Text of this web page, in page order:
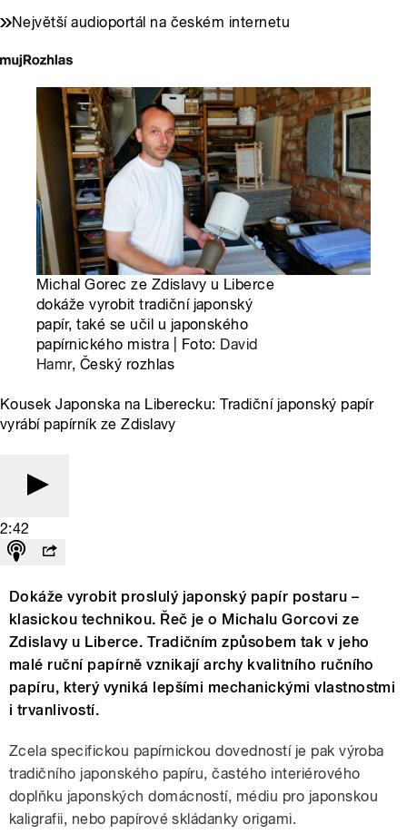
Největší audioportál na českém internetu
Michal Gorec ze Zdislavy u Liberce
dokáže vyrobit tradiční japonský
papír, také se učil u japonského
papírnického mistra | Foto: David
Hamr, Český rozhlas
Kousek Japonska na Liberecku: Tradiční japonský papír
vyrábí papírník ze Zdislavy
2:42
Dokáže vyrobit proslulý japonský papír postaru –
klasickou technikou. Řeč je o Michalu Gorcovi ze
Zdislavy u Liberce. Tradičním způsobem tak v jeho
malé ruční papírně vznikají archy kvalitního ručního
papíru, který vyniká lepšími mechanickými vlastnostmi
i trvanlivostí.
Zcela specifickou papírnickou dovedností je pak výroba
tradičního japonského papíru, častého interiérového
doplňku japonských domácností, médiu pro japonskou
kaligrafii, nebo papírové skládanky origami.